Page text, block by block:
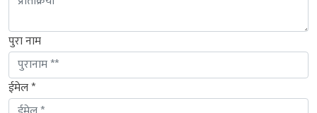
पुरा नाम
ईमेल *